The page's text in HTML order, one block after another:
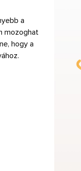
a
mozoghat
hogy a